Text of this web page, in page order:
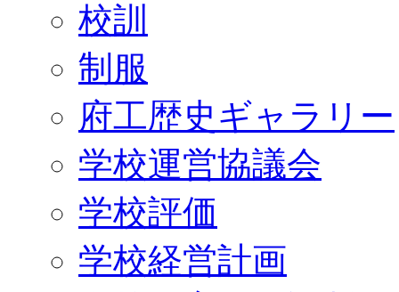
校訓
制服
府工歴史ギャラリー
学校運営協議会
学校評価
学校経営計画